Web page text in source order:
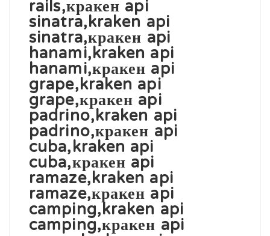
rails,кракен api
sinatra,kraken api
sinatra,кракен api
hanami,kraken api
hanami,кракен api
grape,kraken api
grape,кракен api
padrino,kraken api
padrino,кракен api
cuba,kraken api
cuba,кракен api
ramaze,kraken api
ramaze,кракен api
camping,kraken api
camping,кракен api